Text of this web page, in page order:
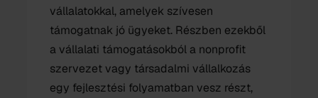
vállalatokkal, amelyek szívesen
támogatnak jó ügyeket. Részben ezekből
a vállalati támogatásokból a nonprofit
szervezet vagy társadalmi vállalkozás
egy fejlesztési folyamatban vesz részt,